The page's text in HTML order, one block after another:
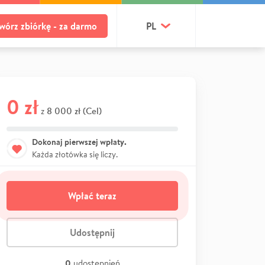
zbiórkę - za darmo PL
0 zł z 8 000 zł (Cel)
Dokonaj pierwszej wpłaty.
Każda złotówka się liczy.
Wpłać teraz
Udostępnij